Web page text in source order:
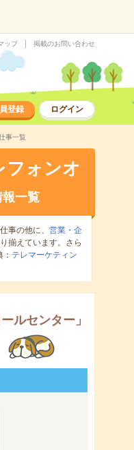
ップ 掲載のお問い合わせ
登録 ログイン
事一覧
フォンオ
一覧
事の他に、 営業・企
揃えています。さら
テレマーケティン
ルセンター 」